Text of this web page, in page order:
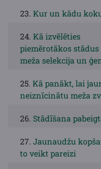
23. Kur un kādu
24. Kā izvēlēties
piemērotākos
meža selekcija un
25. Kā panākt, lai
neiznīcinātu meža
26. Stādīšana
27. Jaunaudžu
to veikt pareizi